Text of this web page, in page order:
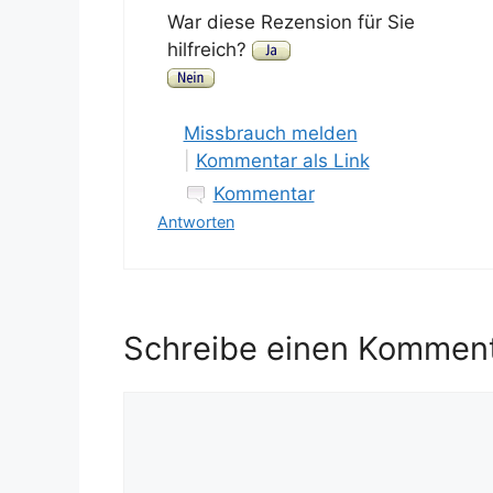
War diese Rezension für Sie
hilfreich?
Missbrauch melden
Kommentar als Link
Kommentar
Antworten
Schreibe einen